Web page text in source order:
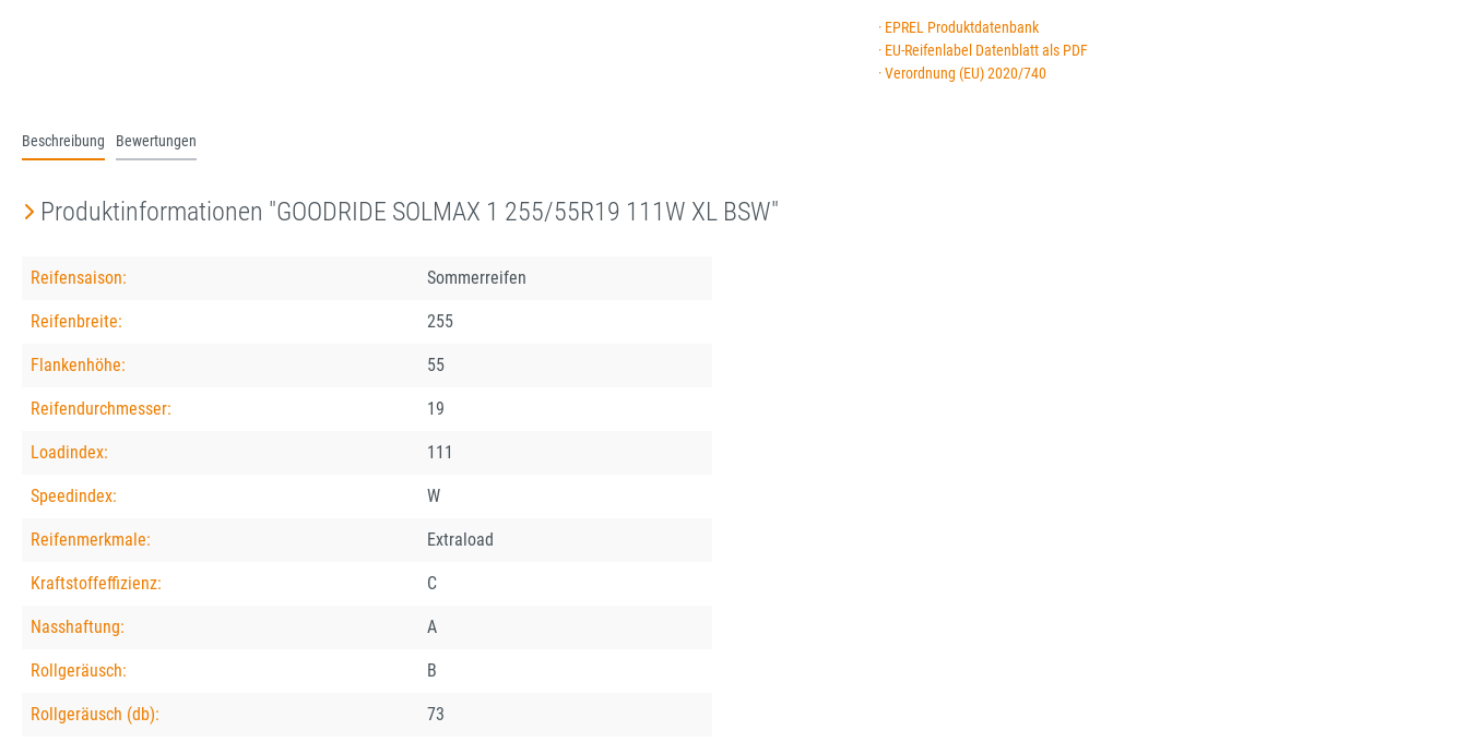
· EPREL Produktdatenbank
· EU-Reifenlabel Datenblatt als PDF
· Verordnung (EU) 2020/740
Beschreibung Bewertungen
Produktinformationen "GOODRIDE SOLMAX 1 255/55R19 111W XL BSW"
Reifensaison: Sommerreifen
Reifenbreite: 255
Flankenhöhe: 55
Reifendurchmesser: 19
Loadindex: 111
Speedindex: W
Reifenmerkmale: Extraload
Kraftstoffeffizienz: C
Nasshaftung: A
Rollgeräusch: B
Rollgeräusch (db): 73